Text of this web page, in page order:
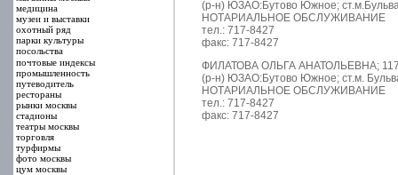
медицина
музеи и выставки
охотный ряд
парки культуры
посольства
почтовые индексы
промышленность
путеводитель
рестораны
рынки москвы
стадионы
театры москвы
торговля
турфирмы
фото москвы
цум москвы
(р-н) ЮЗАО:Бутово Южное;
НОТАРИАЛЬНОЕ ОБСЛУЖИВАНИЕ
тел.: 717-8427
факс: 717-8427
ФИЛАТОВА ОЛЬГА АНАТОЛЬЕВНА;
(р-н) ЮЗАО:Бутово Южное; ст.м.
НОТАРИАЛЬНОЕ ОБСЛУЖИВАНИЕ
тел.: 717-8427
факс: 717-8427